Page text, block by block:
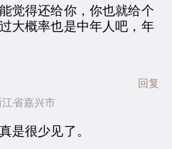
觉得还给你，你也就给个
大概率也是中年人吧，年
省嘉兴市
回复
是很少见了。